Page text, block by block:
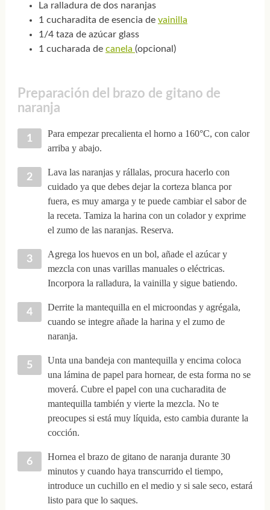
La ralladura de dos naranjas
1 cucharadita de esencia de vainilla
1/4 taza de azúcar glass
1 cucharada de canela (opcional)
Preparación del brazo de gitano de
naranja
Para empezar precalienta el horno a 160°C, con calor
arriba y abajo.
Lava las naranjas y rállalas, procura hacerlo con
cuidado ya que debes dejar la corteza blanca por
fuera, es muy amarga y te puede cambiar el sabor de
la receta. Tamiza la harina con un colador y exprime
el zumo de las naranjas. Reserva.
Agrega los huevos en un bol, añade el azúcar y
mezcla con unas varillas manuales o eléctricas.
Incorpora la ralladura, la vainilla y sigue batiendo.
Derrite la mantequilla en el microondas y agrégala,
cuando se integre añade la harina y el zumo de
naranja.
Unta una bandeja con mantequilla y encima coloca
una lámina de papel para hornear, de esta forma no se
moverá. Cubre el papel con una cucharadita de
mantequilla también y vierte la mezcla. No te
preocupes si está muy líquida, esto cambia durante la
cocción.
Hornea el brazo de gitano de naranja durante 30
minutos y cuando haya transcurrido el tiempo,
introduce un cuchillo en el medio y si sale seco, estará
listo para que lo saques.